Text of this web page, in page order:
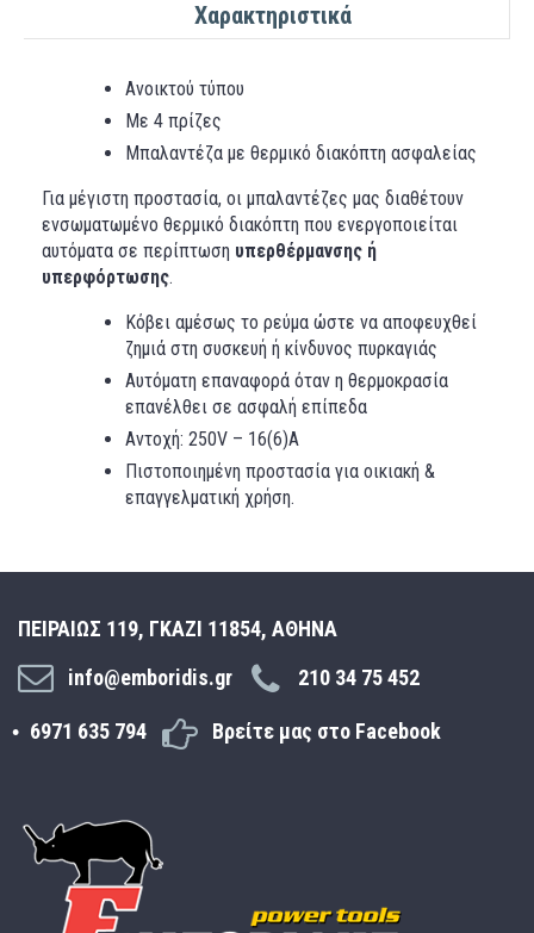
Χαρακτηριστικά
Ανοικτού τύπου
Με 4 πρίζες
Μπαλαντέζα με θερμικό διακόπτη ασφαλείας
Για μέγιστη προστασία, οι μπαλαντέζες μας διαθέτουν
ενσωματωμένο θερμικό διακόπτη που ενεργοποιείται
αυτόματα σε περίπτωση υπερθέρμανσης ή
υπερφόρτωσης.
Κόβει αμέσως το ρεύμα ώστε να αποφευχθεί
ζημιά στη συσκευή ή κίνδυνος πυρκαγιάς
Αυτόματη επαναφορά όταν η θερμοκρασία
επανέλθει σε ασφαλή επίπεδα
Αντοχή: 250V – 16(6)A
Πιστοποιημένη προστασία για οικιακή &
επαγγελματική χρήση.
ΠΕΙΡΑΙΩΣ 119, ΓΚΑΖΙ 11854, ΑΘΗΝΑ
info@emboridis.gr
210 34 75 452
6971 635 794 Βρείτε μας στο Facebook